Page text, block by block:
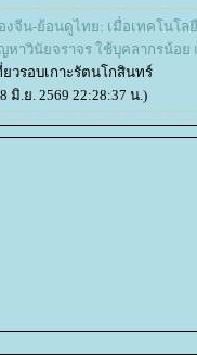
งจีน-ย้อนดูไทย: เมื่อเทคโนโล
หาวินัยจราจร ใช้บุคลากรน้อย
ยวรอบเกาะรัตนโกสินทร์
มิ.ย. 2569 22:28:37 น.)